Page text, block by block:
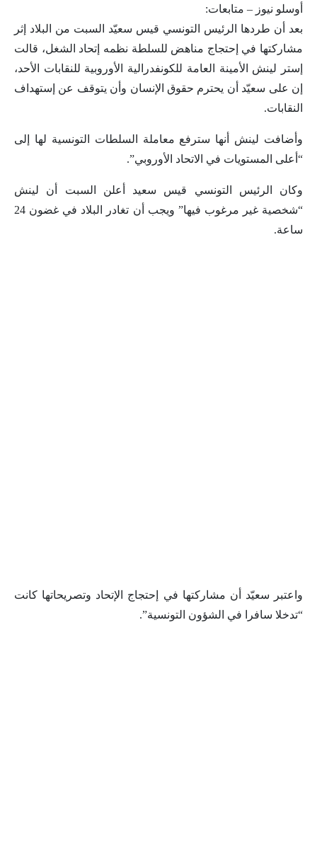
أوسلو نيوز – متابعات:
بعد أن طردها الرئيس التونسي قيس سعيّد السبت من البلاد إثر
مشاركتها في إحتجاج مناهض للسلطة نظمه إتحاد الشغل، قالت
إستر لينش الأمينة العامة للكونفدرالية الأوروبية للنقابات الأحد،
إن على سعيّد أن يحترم حقوق الإنسان وأن يتوقف عن إستهداف
النقابات.
وأضافت لينش أنها سترفع معاملة السلطات التونسية لها إلى
“أعلى المستويات في الاتحاد الأوروبي”.
وكان الرئيس التونسي قيس سعيد أعلن السبت أن لينش
“شخصية غير مرغوب فيها” ويجب أن تغادر البلاد في غضون 24
ساعة.
واعتبر سعيّد أن مشاركتها في إحتجاج الإتحاد وتصريحاتها كانت
“تدخلا سافرا في الشؤون التونسية”.